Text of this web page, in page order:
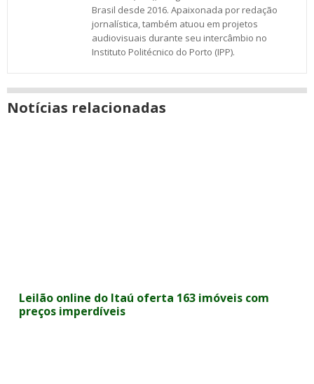
Brasil desde 2016. Apaixonada por redação
jornalística, também atuou em projetos
audiovisuais durante seu intercâmbio no
Instituto Politécnico do Porto (IPP).
Notícias relacionadas
Leilão online do Itaú oferta 163 imóveis com
preços imperdíveis